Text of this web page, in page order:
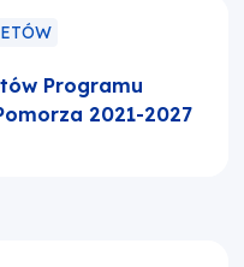
Programu
2021-2027